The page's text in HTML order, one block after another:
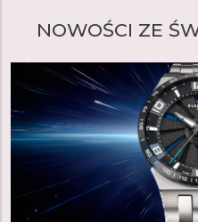
NOWOŚCI ZE